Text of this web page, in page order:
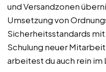
und Versandzonen
Umsetzung von
Sicherheitsstandards
Schulung neuer
arbeitest du auch rein im